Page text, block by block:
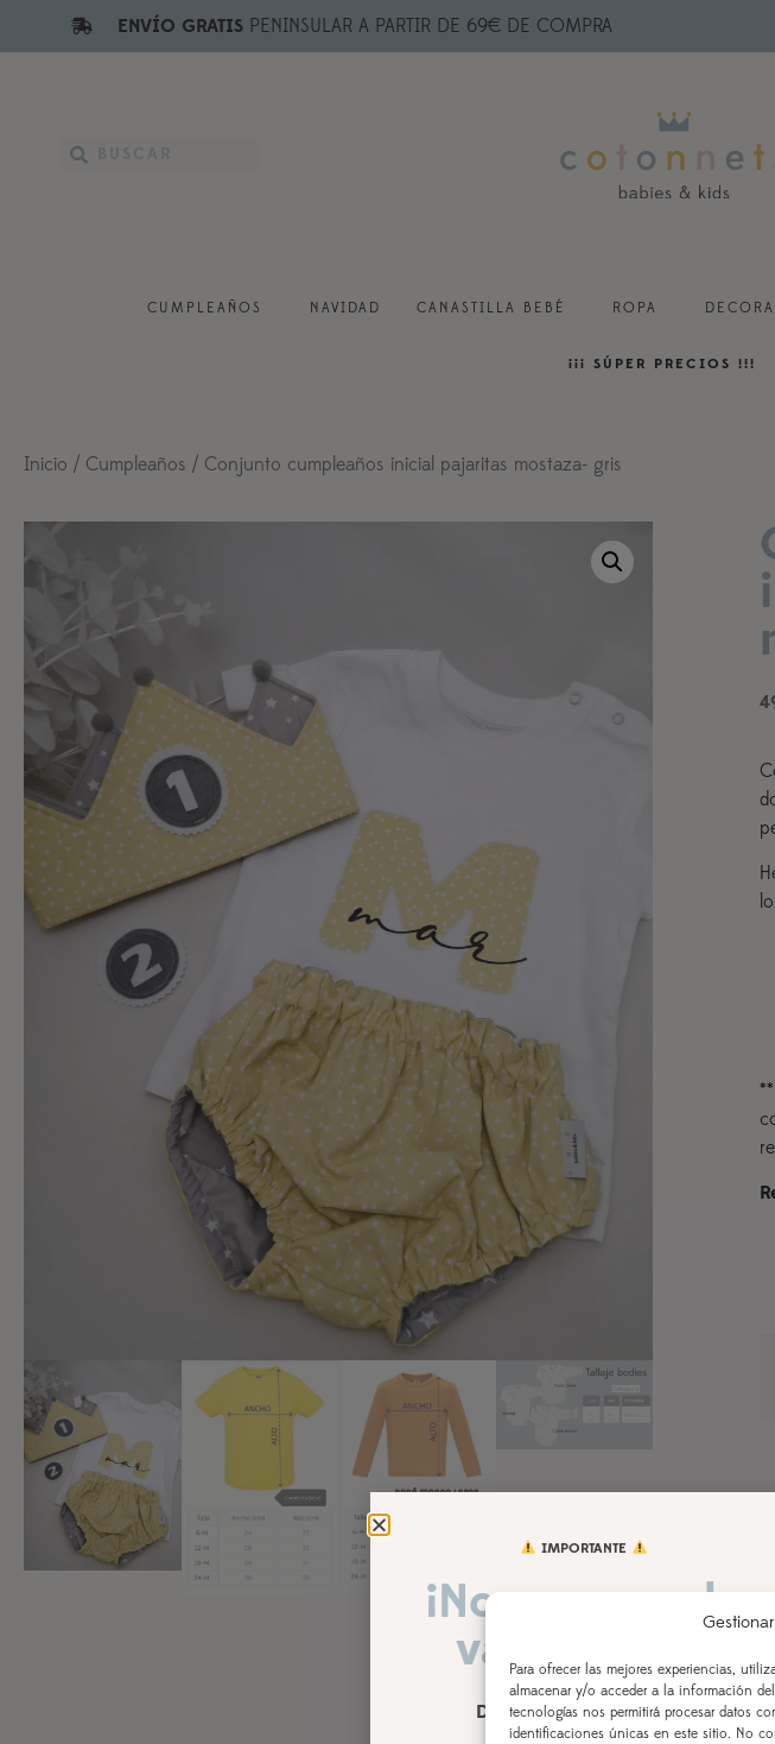
Para ofrecer las mejores experiencias,
almacenar y/o acceder a la información
tecnologías nos permitirá procesar datos
identificaciones únicas en este sitio. No
ENVÍO GRATISPENINSULAR A PARTIR DE 69€ DE COMPRA
CUMPLEAÑOS NAVIDAD CANASTILLA BEBÉ ROPA
¡¡¡ SÚPER PRECIOS !!!
Inicio / Cumpleaños / Conjunto cumpleaños inicial pajaritas mostaza- gris
Añadir a lista de deseos
IMPORTANTE
¡Nos vamos de
vacaciones!
DEL 3 AL 21 DE AGOSTO